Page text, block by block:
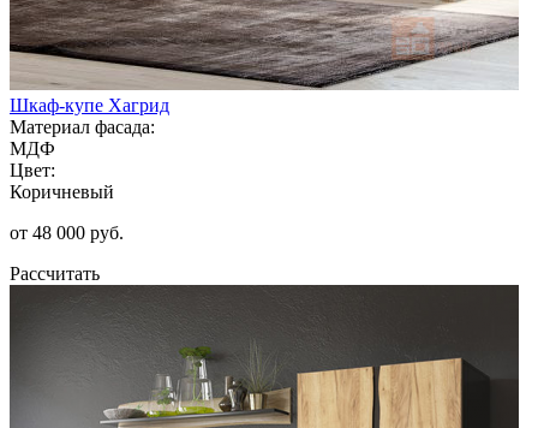
Шкаф-купе Хагрид
Материал фасада:
МДФ
Цвет:
Коричневый
от 48 000 руб.
Рассчитать